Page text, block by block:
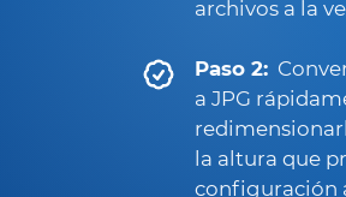
archivos a la
Paso 2:
a JPG
la altura que
configuración